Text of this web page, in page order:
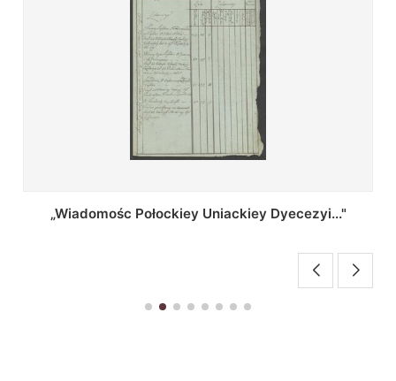
Regestr Parochow Dekanatu Brzeskiego